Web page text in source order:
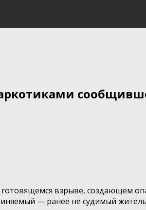
взрыве, создающем
— ранее не судимый